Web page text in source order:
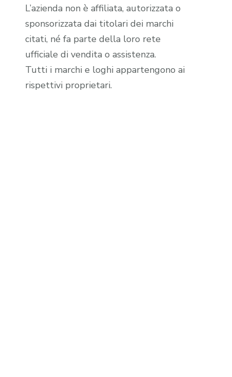
L’azienda non è affiliata, autorizzata o
sponsorizzata dai titolari dei marchi
citati, né fa parte della loro rete
ufficiale di vendita o assistenza.
Tutti i marchi e loghi appartengono ai
rispettivi proprietari.